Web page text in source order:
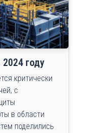
году
критически
с
в области
поделились